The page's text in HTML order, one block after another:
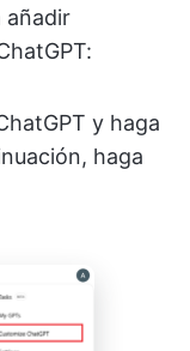
añadir
y haga
haga